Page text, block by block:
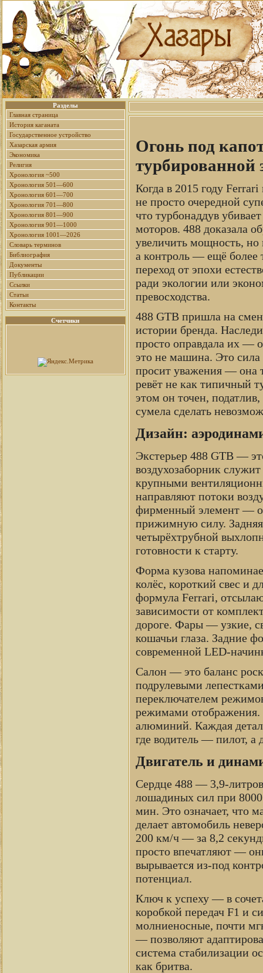
Разделы
Главная страница
История каганата
Государственное устройство
Хазарская армия
Экономика
Религия
Хронология ~500
Хронология 501—600
Хронология 601—700
Хронология 701—800
Хронология 801—900
Хронология 901—1000
Хронология 1001—2026
Словарь терминов
Библиография
Документы
Публикации
Ссылки
Статьи
Контакты
Счетчики
Огонь под
турбированной
Когда в 2015 году
не просто очередной
что турбонаддув
моторов. 488 доказала
увеличить мощность,
а контроль — ещё
переход от эпохи
ради экологии или
превосходства.
488 GTB пришла на
истории бренда.
просто оправдала их —
это не машина. Это
просит уважения — она
ревёт не как типичный
этом он точен,
сумела сделать
Дизайн:
Экстерьер 488 GTB —
воздухозаборник
крупными
направляют потоки
фирменный элемент —
прижимную силу.
четырёхтрубной
готовности к старту.
Форма кузова
колёс, короткий свес и
формула Ferrari,
зависимости от
дороге. Фары — узкие,
кошачьи глаза. Задние
современной LED-
Салон — это баланс
подрулевыми
переключателем
режимами
алюминий. Каждая
где водитель — пилот, а
Двигатель и
Сердце 488 — 3,9-
лошадиных сил при
мин. Это означает, что
делает автомобиль
200 км/ч — за 8,2
просто впечатляют —
вырывается из-под
потенциал.
Ключ к успеху — в
коробкой передач F1 и
молниеносные, почти
— позволяют
система стабилизации
как бритва.